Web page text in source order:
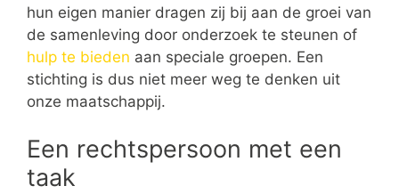
hun eigen manier dragen zij bij aan de groei van
de samenleving door onderzoek te steunen of
hulp te bieden aan speciale groepen. Een
stichting is dus niet meer weg te denken uit
onze maatschappij.
Een rechtspersoon met een
taak